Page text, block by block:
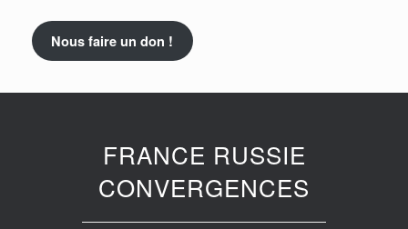
Nous faire un don !
FRANCE RUSSIE
CONVERGENCES